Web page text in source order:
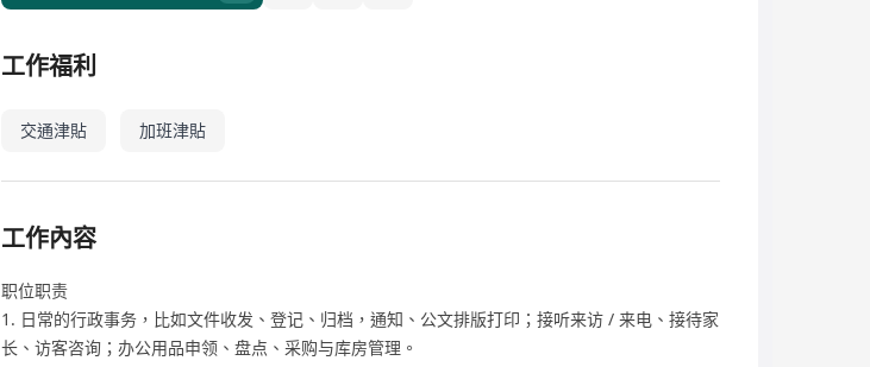
工作福利
交通津貼 加班津貼
工作內容
职位职责
1. 日常的行政事务，比如文件收发、登记、归档，通知、公文排版打印；接听来访 / 来电、接待家
长、访客咨询；办公用品申领、盘点、采购与库房管理。